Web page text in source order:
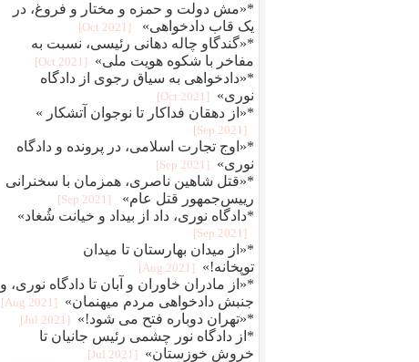
*«مش دولت و حمزه و مختار و فروغ، در
یک قاب دادخواهی»
[2021 Oct]
*«گندگاو چاله دهانی رئیسی، نسبت به
مفاخر با شکوه هویت ملی»
[2021 Oct]
*«دادخواهی به سیاق رجوی از دادگاه
نوری»
[2021 Oct]
*«از دهقان فداکار تا نوجوان آتشکار »
[2021 Sep]
*«اوج تجارت اسلامی، در پرونده و دادگاه
نوری»
[2021 Sep]
*«قتل شاهین ناصری، همزمان با سخنرانی
رییس‌جمهور قتل عام»
[2021 Sep]
*دادگاه نوری، داد از بیداد و خیانت شُغاد»
[2021 Sep]
*«از میدان بهارستان تا میدان
توپخانه!»
[2021 Aug]
*«از مادران خاوران و آبان تا دادگاه نوری، و
جنبش دادخواهی مردم میهنمان»
[2021 Aug]
*«تهران دوباره فتح می شود!» [2021 Jul]
*از دادگاه نور چشمی رئیس جانیان تا
خروش خوزستان»
[2021 Jul]